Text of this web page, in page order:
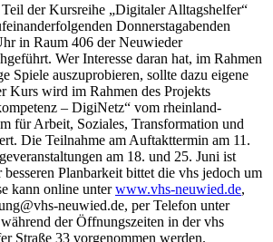
der Kursreihe „Digitaler Alltagshelfer“
Donnerstagabenden
in Raum 406 der Neuwieder
Wer Interesse daran hat, im Rahmen
Spiele auszuprobieren, sollte dazu eigene
Kurs wird im Rahmen des Projekts
– DigiNetz“ vom rheinland-
für Arbeit, Soziales, Transformation und
Die Teilnahme am Auftakttermin am 11.
am 18. und 25. Juni ist
Planbarkeit bittet die vhs jedoch um
kann online unterwww.vhs-neuwied.de,
neuwied.de, per Telefon unter
der Öffnungszeiten in der vhs
Straße 33 vorgenommen werden.